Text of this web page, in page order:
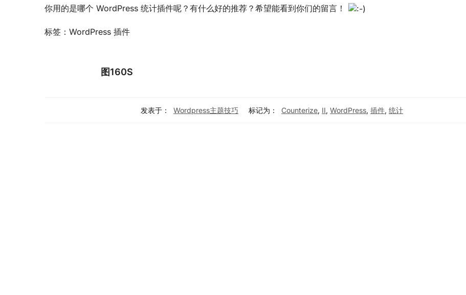
你用的是哪个 WordPress 统计插件呢？有什么好的推荐？希望能看到你们的留言！
标签：WordPress 插件
图160S
发表于： Wordpress主题技巧 标记为： Counterize, II,WordPress,插件,统计